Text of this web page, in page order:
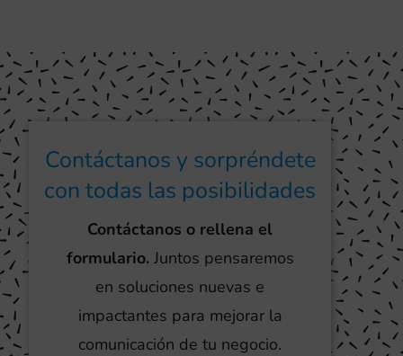
Contáctanos y sorpréndete
con todas las posibilidades
Contáctanos o rellena el
formulario.Juntos pensaremos
en soluciones nuevas e
impactantes para mejorar la
comunicación de tu negocio.